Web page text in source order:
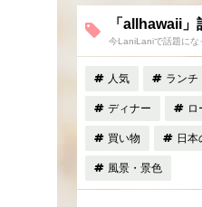
「allhawaii
今LaniLaniで話題にな
人気 ランチ
ディナー ロ
買い物 日本
風景・景色